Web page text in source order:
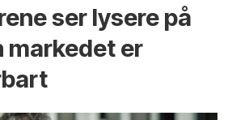
ser lysere på
markedet er